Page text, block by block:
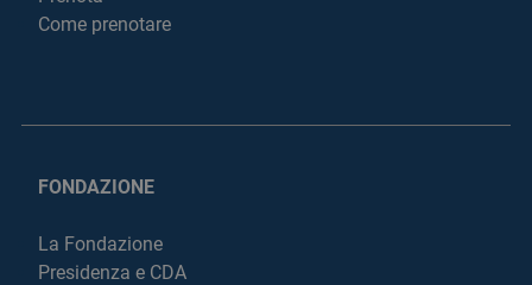
Come prenotare
FONDAZIONE
La Fondazione
Presidenza e CDA